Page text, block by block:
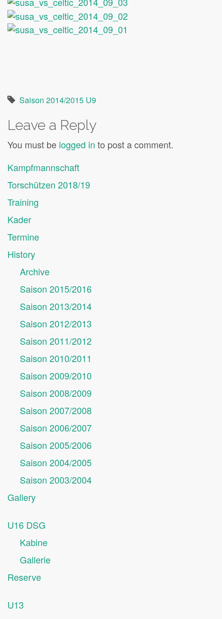
Saison 2014/2015 U9
Leave a Reply
You must be logged in to post a comment.
Kampfmannschaft
Torschützen 2018/19
Training
Kader
Termine
History
Archive
Saison 2015/2016
Saison 2013/2014
Saison 2012/2013
Saison 2011/2012
Saison 2010/2011
Saison 2009/2010
Saison 2008/2009
Saison 2007/2008
Saison 2006/2007
Saison 2005/2006
Saison 2004/2005
Saison 2003/2004
Gallery
U16 DSG
Kabine
Gallerie
Reserve
U13